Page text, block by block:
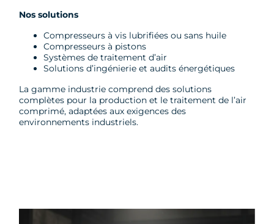
Nos solutions
Compresseurs à vis lubrifiées ou sans huile
Compresseurs à pistons
Systèmes de traitement d’air
Solutions d’ingénierie et audits énergétiques
La gamme industrie comprend des solutions
complètes pour la production et le traitement de l’air
comprimé, adaptées aux exigences des
environnements industriels.